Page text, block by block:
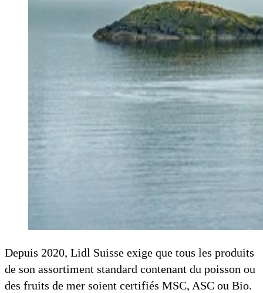
Depuis 2020, Lidl Suisse exige que tous les produits
de son assortiment standard contenant du poisson ou
des fruits de mer soient certifiés MSC, ASC ou Bio.